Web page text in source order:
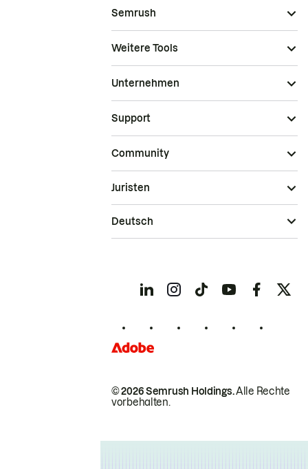
Semrush
Weitere Tools
Unternehmen
Support
Community
© 2026 Semrush Holdings.Alle Rechte
vorbehalten.
Juristen
Deutsch